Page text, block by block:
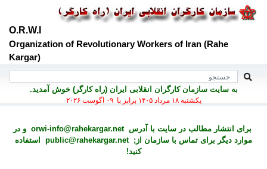
O.R.W.I
Organization of Revolutionary Workers of Iran (Rahe
Kargar)
به سايت سازمان کارگران انقلابی ايران (راه کارگر) خوش آمديد.
يكشنبه ۱۸ مرداد ۱۴۰۵ برابر با ۰۹ اگوست ۲۰۲۶
برای انتشار مطالب در سايت با آدرسorwi-info@rahekargar.net و در
موارد ديگر برای تماس با سازمان از;public@rahekargar.net
استفاده
کنید!